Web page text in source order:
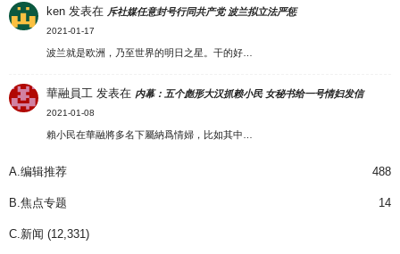
ken 发表在 斥社媒任意封号行同共产党 波兰拟立法严惩
2021-01-17
波兰就是欧洲，乃至世界的明日之星。干的好…
華融員工 发表在 内幕：五个彪形大汉抓赖小民 女秘书给一号情妇发信
2021-01-08
賴小民在華融將多名下屬納爲情婦，比如其中…
A.编辑推荐 488
B.焦点专题 14
C.新闻 (12,331)